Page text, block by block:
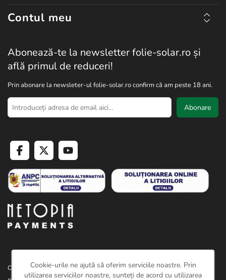
Contul meu
Abonează-te la newsletter folie-solar.ro și
află primul de reduceri!
Prin abonare la newsleter-ul folie-solar.ro confirm că am peste 18 ani.
Abonare
Copyright © 2026 Folie solar. Toate drepturile rezervate.
Cookie-urile ne ajută să oferim serviciile noastre. Prin
utilizarea serviciilor noastre, sunteți de acord cu utilizarea